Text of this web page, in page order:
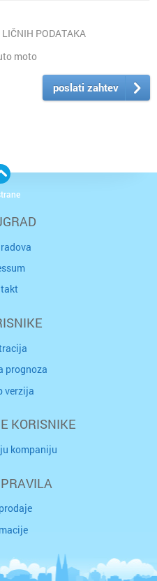
PODATAKA
moto
poslati zahtev
prognoza
verzija
KORISNIKE
kompaniju